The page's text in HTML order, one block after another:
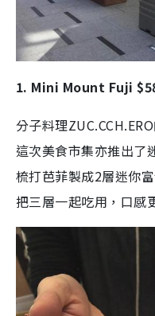
1. Mini Mount Fuji
分子料理
這次美食市集亦推出了
梳打芭菲製成2層迷你
把三層一起吃用，口感